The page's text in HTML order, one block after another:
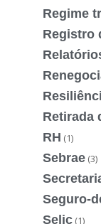
Regime
Registro
Retirada
RH (1)
Sebrae (3)
Seguro-
Selic (1)